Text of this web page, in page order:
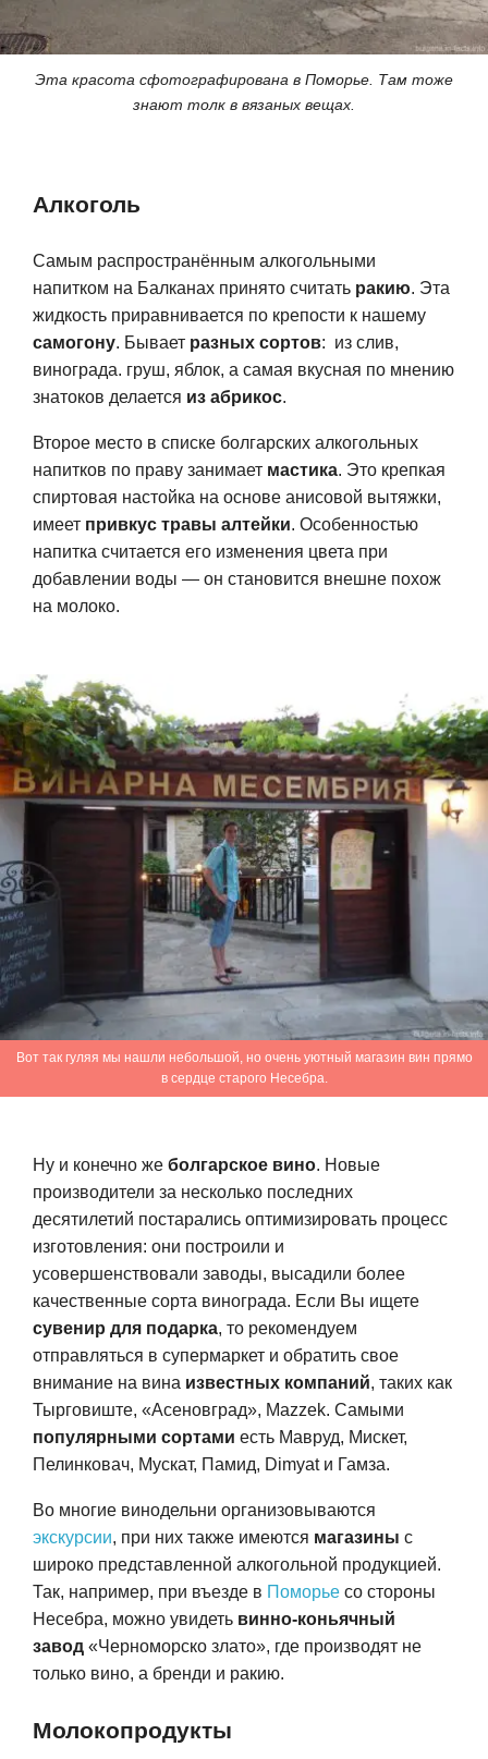
Эта красота сфотографирована в Поморье. Там тоже
знают толк в вязаных вещах.
Алкоголь
Самым распространённым алкогольными
напитком на Балканах принято считать ракию. Эта
жидкость приравнивается по крепости к нашему
самогону. Бывает разных сортов: из слив,
винограда. груш, яблок, а самая вкусная по мнению
знатоков делается из абрикос.
Второе место в списке болгарских алкогольных
напитков по праву занимает мастика. Это крепкая
спиртовая настойка на основе анисовой вытяжки,
имеет привкус травы алтейки. Особенностью
напитка считается его изменения цвета при
добавлении воды — он становится внешне похож
на молоко.
Вот так гуляя мы нашли небольшой, но очень уютный магазин вин прямо
в сердце старого Несебра.
Ну и конечно же болгарское вино. Новые
производители за несколько последних
десятилетий постарались оптимизировать процесс
изготовления: они построили и
усовершенствовали заводы, высадили более
качественные сорта винограда. Если Вы ищете
сувенир для подарка, то рекомендуем
отправляться в супермаркет и обратить свое
внимание на вина известных компаний, таких как
Тырговиште, «Асеновград», Mazzek. Самыми
популярными сортами есть Мавруд, Мискет,
Пелинковач, Мускат, Памид, Dimyat и Гамза.
Во многие винодельни организовываются
экскурсии, при них также имеются магазины с
широко представленной алкогольной продукцией.
Так, например, при въезде в Поморье со стороны
Несебра, можно увидеть винно-коньячный
завод «Черноморско злато», где производят не
только вино, а бренди и ракию.
Молокопродукты